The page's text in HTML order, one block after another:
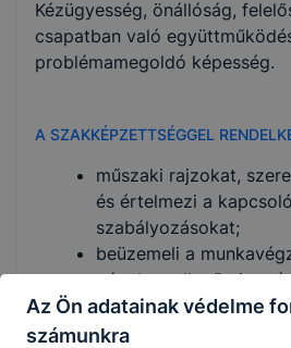
Kézügyesség, önállóság,
csapatban való
problémamegoldó képesség.
A SZAKKÉPZETTSÉGGEL
műszaki rajzokat,
és értelmezi a
szabályozásokat;
beüzemeli a
gépeket, ellenőrzi a
tanúsítványok
előkészíti a
Az Ön adatainak védelme
számunkra